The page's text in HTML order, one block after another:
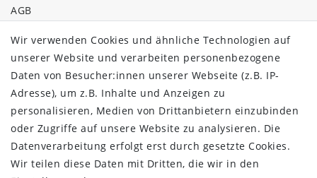
AGB
Widerrufs­recht
Kontakt
Vertrag widerrufen
ÜBER UNS
Montage in Maintal / Hessen
Täglicher Versand mit DHL
Wir verwenden Cookies und ähnliche Technologien auf
unserer Website und verarbeiten personenbezogene
Daten von Besucher:innen unserer Webseite (z.B. IP-
Adresse), um z.B. Inhalte und Anzeigen zu
personalisieren, Medien von Drittanbietern einzubinden
oder Zugriffe auf unsere Website zu analysieren. Die
Datenverarbeitung erfolgt erst durch gesetzte Cookies.
Wir teilen diese Daten mit Dritten, die wir in den